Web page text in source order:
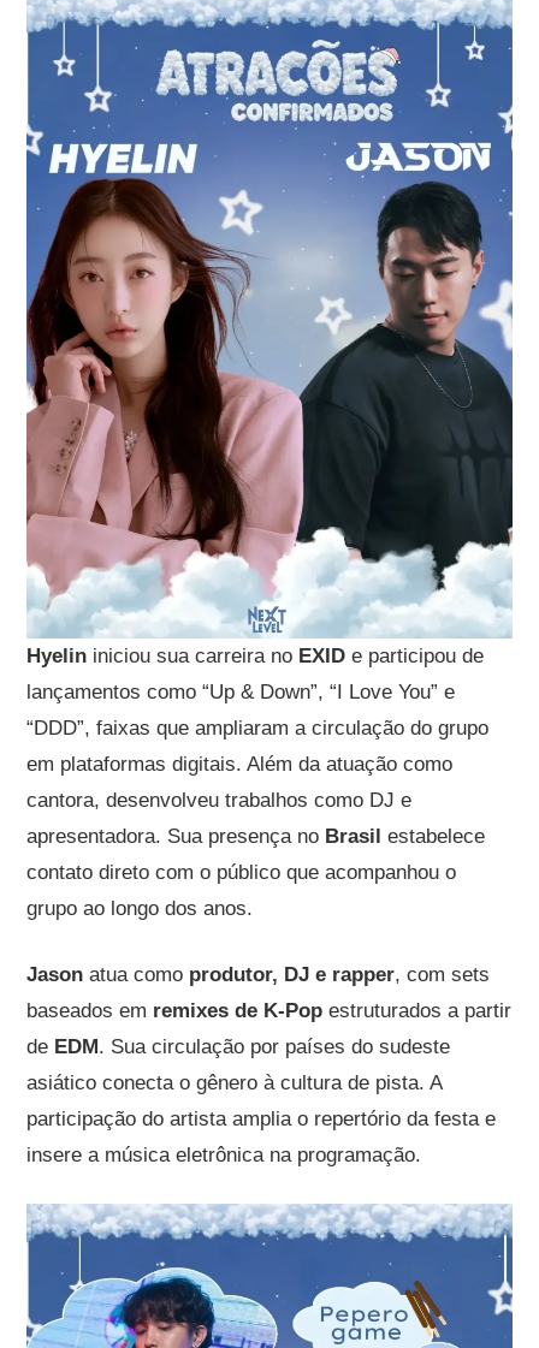
Hyelin iniciou sua carreira no EXIDe participou de
lançamentos como “Up & Down”, “I Love You” e
“DDD”, faixas que ampliaram a circulação do grupo
em plataformas digitais. Além da atuação como
cantora, desenvolveu trabalhos como DJ e
apresentadora. Sua presença no Brasilestabelece
contato direto com o público que acompanhou o
grupo ao longo dos anos.
Jasonatua como produtor, DJ e rapper, com sets
baseados em remixes de K-Pop estruturados a partir
de EDM. Sua circulação por países do sudeste
asiático conecta o gênero à cultura de pista. A
participação do artista amplia o repertório da festa e
insere a música eletrônica na programação.